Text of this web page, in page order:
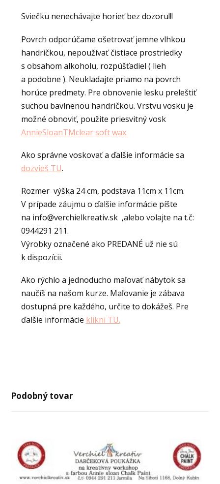
Sviečku nenechávajte horieť bez dozoru!!!
Povrch odporúčame ošetrovať jemne vlhkou
handričkou, nepoužívať čistiace prostriedky
s obsahom alkoholu, rozpúšťadiel ( lieh
a podobne ). Neukladajte priamo na povrch
horúce predmety. Pre obnovenie lesku preleštiť
suchou bavlnenou handričkou. Vrstvu vosku je
možné obnoviť, použite priesvitný vosk
AnnieSloanTMclear soft wax.
Ako správne voskovať a ďalšie informácie sa
dozvieš TU.
Rozmer výška 24 cm, podstava 11cm x 11cm.
V prípade záujmu o ďalšie informácie píšte
na info@verchielkreativ.sk ,alebo volajte na t.č:
0944291 211.
Výrobky označené ako PREDANÉ už nie sú
k dispozícii.
Ako rýchlo a jednoducho maľovať nábytok sa
naučíš na našom kurze. Maľovanie je zábava
dostupná pre každého, určite to dokážeš. Pre
ďalšie informácie klikni TU.
Podobný tovar